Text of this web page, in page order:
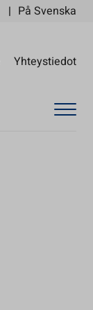
På Svenska
Yhteystiedot